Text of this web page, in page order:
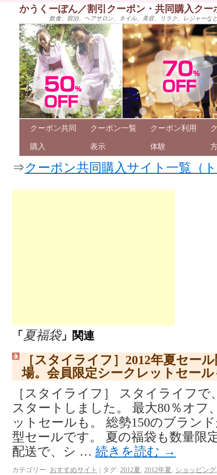
かうくーぽん／割引クーポン・共同購入ク
飲食、宿泊、ヘアサロン、ネイル、美容、リラク、レジャー
クーポン共同
購入
クーポン一覧
表示
クーポン利用
体験
⇒クーポン共同購入サイト一覧（
「 夏福袋」関連
［スタイライフ］2012年夏セー
場。会員限定シークレットセール
［スタイライフ］ スタイライフで
スタートしました。 最大80％オフ
ットセールも。 総勢150のブラン
型セールです。 夏の福袋も数量限
配送で、シ … 続きを読む →
カテゴリー: おすすめサイト | タグ: 2012夏 2012年夏 ショッピング